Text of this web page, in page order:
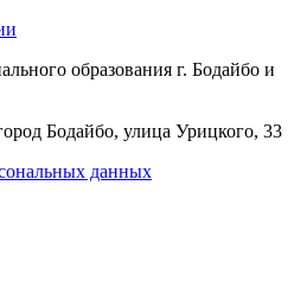
образования г. Бодайбо и
Бодайбо, улица Урицкого, 33
данных